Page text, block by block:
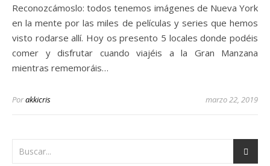
Reconozcámoslo: todos tenemos imágenes de Nueva York
en la mente por las miles de películas y series que hemos
visto rodarse allí. Hoy os presento 5 locales donde podéis
comer y disfrutar cuando viajéis a la Gran Manzana
mientras rememoráis…
Porakkicris marzo 22, 2019